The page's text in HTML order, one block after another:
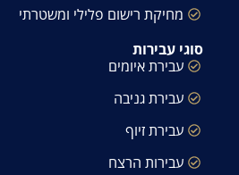
מחיקת רישום פלילי ומשטרתי
סוגי עבירות
עבירת איומים
עבירת גניבה
עבירת זיוף
עבירות הרצח